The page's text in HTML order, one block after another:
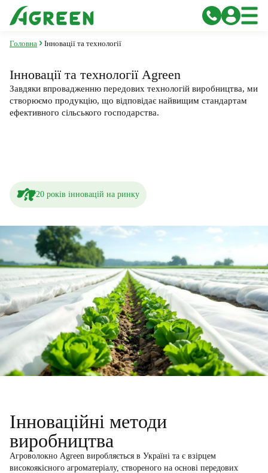
Головна Інновації та технології
Інновації та технології Agreen
Завдяки впровадженню передових технологій виробництва, ми
створюємо продукцію, що відповідає найвищим стандартам
ефективного сільського господарства.
20 років інновацій на ринку
Інноваційні методи
виробництва
Агроволокно Agreen виробляється в Україні та є взірцем
високоякісного агроматеріалу, створеного на основі передових